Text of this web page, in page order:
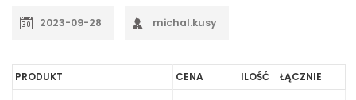
2023-09-28 michal.kusy
PRODUKT CENA ILOŚĆ ŁĄCZNIE